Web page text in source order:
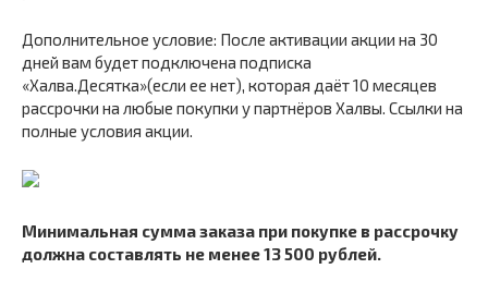
Дополнительное условие: После активации акции на 30
дней вам будет подключена подписка
«Халва.Десятка»(если ее нет), которая даёт 10 месяцев
рассрочки на любые покупки у партнёров Халвы. Ссылки на
полные условия акции.
Минимальная сумма заказа при покупке в рассрочку
должна составлять не менее 13 500 рублей.